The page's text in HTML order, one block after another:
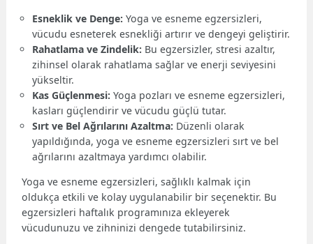
Esneklik ve Denge: Yoga ve esneme egzersizleri,
vücudu esneterek esnekliği artırır ve dengeyi geliştirir.
Rahatlama ve Zindelik: Bu egzersizler, stresi azaltır,
zihinsel olarak rahatlama sağlar ve enerji seviyesini
yükseltir.
Kas Güçlenmesi: Yoga pozları ve esneme egzersizleri,
kasları güçlendirir ve vücudu güçlü tutar.
Sırt ve Bel Ağrılarını Azaltma: Düzenli olarak
yapıldığında, yoga ve esneme egzersizleri sırt ve bel
ağrılarını azaltmaya yardımcı olabilir.
Yoga ve esneme egzersizleri, sağlıklı kalmak için
oldukça etkili ve kolay uygulanabilir bir seçenektir. Bu
egzersizleri haftalık programınıza ekleyerek
vücudunuzu ve zihninizi dengede tutabilirsiniz.